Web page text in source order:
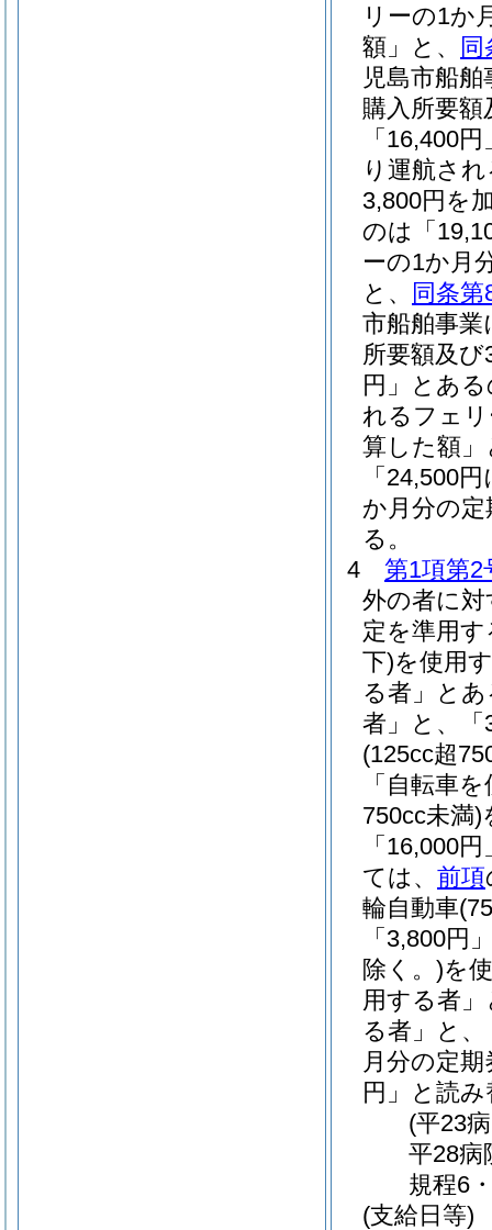
リーの1か
額」と、
同
児島市船
購入所要
「16,400
り運航さ
3,800円を
のは「
ーの1か月
と、
同条第
市船舶事
所要額及
円」とあ
れるフェ
算した額」
「24,500
か月分の
る。
4
第1項第2
外の者に対
定を準用す
下)を使用
る者」と
者」と、「
(125cc超
「自転車
750cc未満)
「16,000
ては、 前項
輪自動車
「3,800円
除く。)を
用する者
る者」と
月分の定
円」と読
(平23
平28病
規程6
(支給日等)